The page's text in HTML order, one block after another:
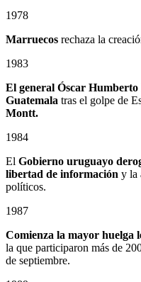
1978
Marruecos rechaza la
1983
El general Óscar
Guatemala tras el golpe de
Montt.
1984
El Gobierno uruguayo
libertad de información y la
políticos.
1987
Comienza la mayor huelga
la que participaron más de
de septiembre.